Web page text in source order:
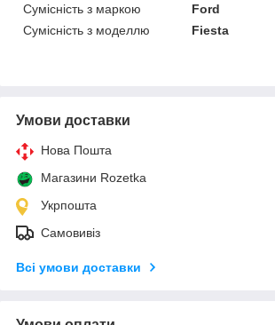
Сумісність з маркою
Ford
Сумісність з моделлю
Fiesta
Умови доставки
Нова Пошта
Магазини Rozetka
Укрпошта
Самовивіз
Всі умови доставки